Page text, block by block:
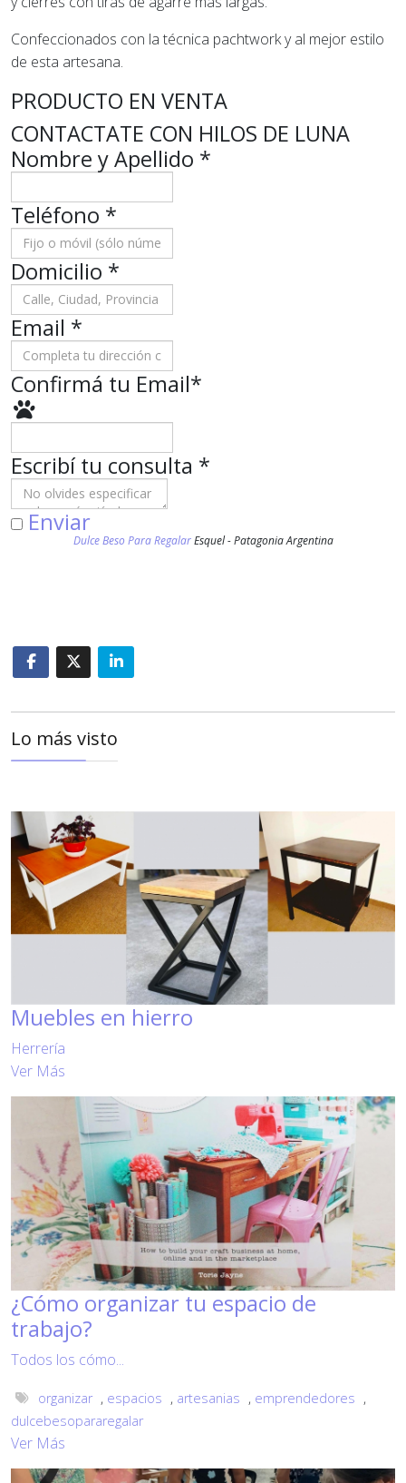
Confeccionados con la técnica pachtwork y al mejor estilo
de esta artesana.
PRODUCTO EN VENTA
CONTACTATE CON HILOS DE LUNA
Nombre y Apellido *
Teléfono *
Domicilio *
Email *
Confirmá tu Email*
Escribí tu consulta *
Enviar
Dulce Beso Para RegalarEsquel - Patagonia Argentina
Lo más visto
Muebles en hierro
Herrería
Ver Más
¿Cómo organizar tu espacio de
trabajo?
Todos los cómo...
organizar , espacios , artesanias , emprendedores ,
dulcebesopararegalar
Ver Más